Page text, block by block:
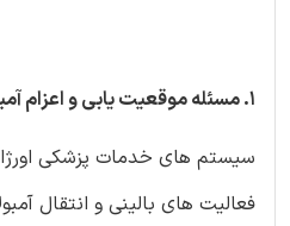
1. مسئله موقعیت یابی و اعزام آمبولانس
فعالیت های بالینی و انتقال